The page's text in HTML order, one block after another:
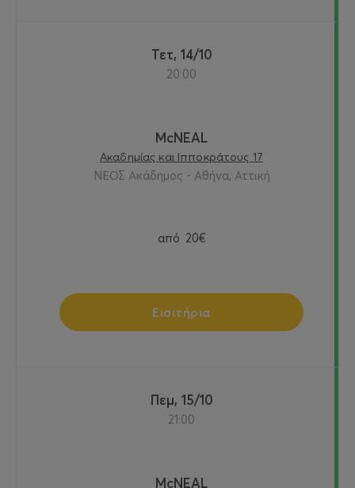
Τετ, 14/10
20:00
McNEAL
Ακαδημίας και Ιπποκράτους 17
ΝΕΟΣ Ακάδημος - Αθήνα, Αττική
από 20€
Εισιτήρια
Πεμ, 15/10
21:00
McNEAL